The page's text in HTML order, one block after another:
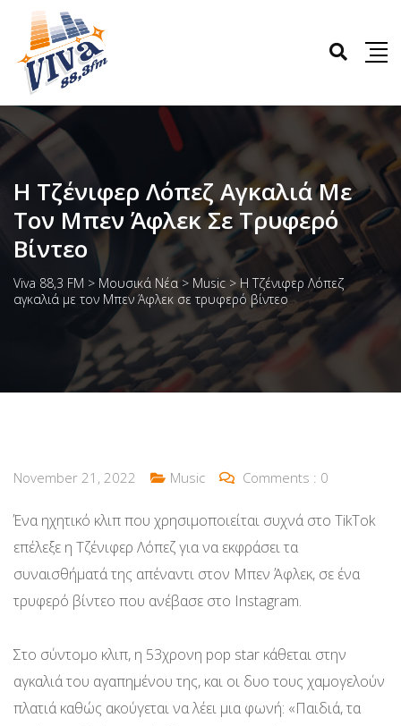
Η Τζένιφερ Λόπεζ Αγκαλιά Με
Τον Μπεν Άφλεκ Σε Τρυφερό
Βίντεο
Viva 88,3 FM > Μουσικά Νέα > Music > Η Τζένιφερ Λόπεζ
αγκαλιά με τον Μπεν Άφλεκ σε τρυφερό βίντεο
November 21, 2022 Music Comments : 0
Ένα ηχητικό κλιπ που χρησιμοποιείται συχνά στο TikTok
επέλεξε η Τζένιφερ Λόπεζ για να εκφράσει τα
συναισθήματά της απέναντι στον Μπεν Άφλεκ, σε ένα
τρυφερό βίντεο που ανέβασε στο Instagram.
Στο σύντομο κλιπ, η 53χρονη pop star κάθεται στην
αγκαλιά του αγαπημένου της, και οι δυο τους χαμογελούν
πλατιά καθώς ακούγεται να λέει μια φωνή: «Παιδιά, τα